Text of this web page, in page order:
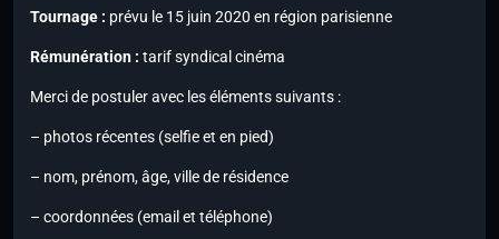
Tournage : prévu le 15 juin 2020 en région parisienne
Rémunération : tarif syndical cinéma
Merci de postuler avec les éléments suivants :
– photos récentes (selfie et en pied)
– nom, prénom, âge, ville de résidence
– coordonnées (email et téléphone)